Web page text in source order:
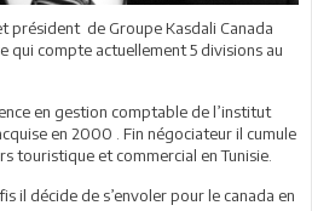
de Groupe Kasdali Canada
qui compte actuellement 5 divisions au
en gestion comptable de l’institut
en 2000 . Fin négociateur il cumule
touristique et commercial en Tunisie.
il décide de s’envoler pour le canada en